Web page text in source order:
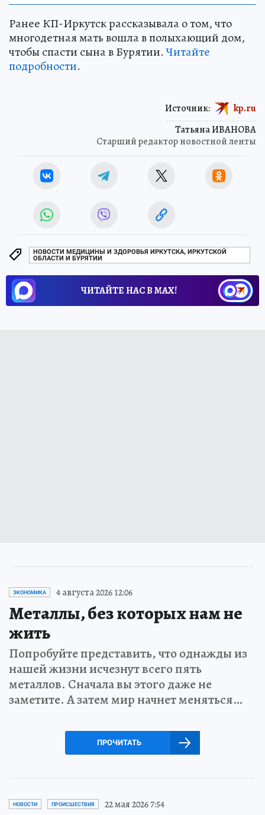
Ранее КП-Иркутск рассказывала о том, что
многодетная мать вошла в полыхающий дом,
чтобы спасти сына в Бурятии.Читайте
подробности.
Татьяна ИВАНОВА
Старший редактор новостной ленты
Источник: kp.ru
НОВОСТИ МЕДИЦИНЫ И ЗДОРОВЬЯ ИРКУТСКА, ИРКУТСКОЙ
ОБЛАСТИ И БУРЯТИИ
ЧИТАЙТЕ НАС В МАХ!
ЭКОНОМИКА 4 августа 2026 12:06
Металлы, без которых нам не
жить
Попробуйте представить, что однажды из
нашей жизни исчезнут всего пять
металлов. Сначала вы этого даже не
заметите. А затем мир начнет меняться…
ПРОЧИТАТЬ
НОВОСТИ ПРОИСШЕСТВИЯ 22 мая 2026 7:54